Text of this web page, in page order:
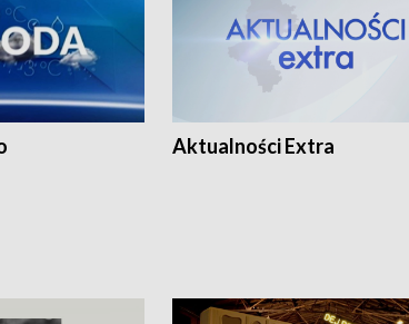
Aktualności Extra